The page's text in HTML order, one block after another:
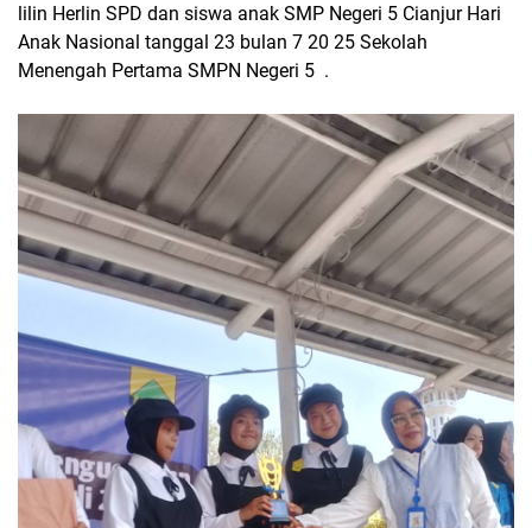
lilin Herlin SPD dan siswa anak SMP Negeri 5 Cianjur Hari
Anak Nasional tanggal 23 bulan 7 20 25 Sekolah
Menengah Pertama SMPN Negeri 5 .